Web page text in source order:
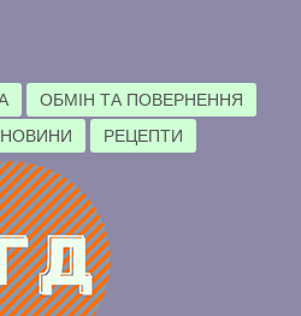
ОБМІН ТА ПОВЕРНЕННЯ
НОВИНИ РЕЦЕПТИ